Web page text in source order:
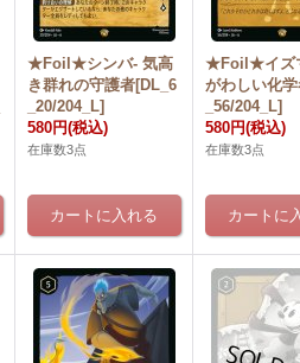
★Foil★シンバ- 気高
き群れの守護者[DL_6
_20/204_L]
580円(税込)
在庫数3点
★Foil★イズ
がわしい化
_56/204_L]
580円(税込)
在庫数3点